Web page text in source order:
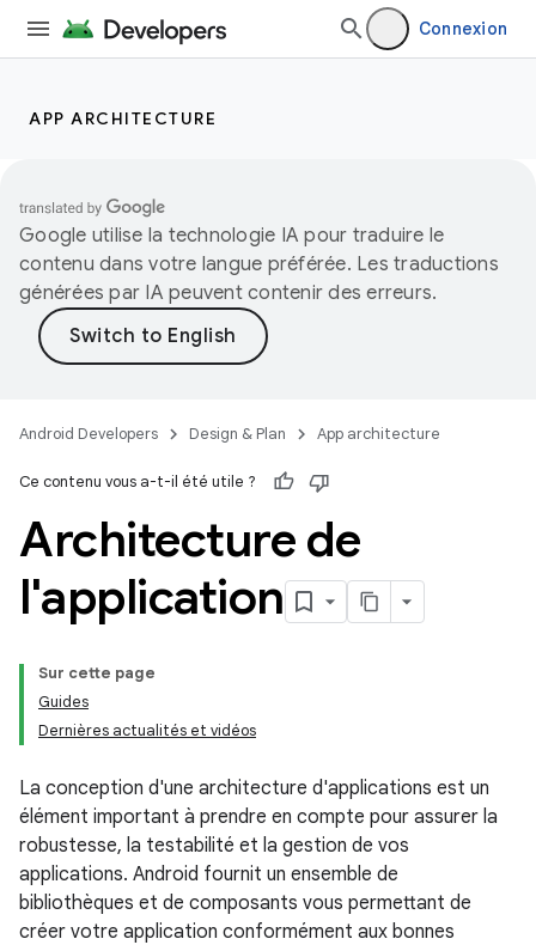
Connexion
APP ARCHITECTURE
Google utilise la technologie IA pour traduire le
contenu dans votre langue préférée. Les traductions
générées par IA peuvent contenir des erreurs.
Android Developers Design & Plan App architecture
Ce contenu vous a-t-il été utile ?
Architecture de
l'application
Sur cette page
Guides
Dernières actualités et vidéos
La conception d'une architecture d'applications est un
élément important à prendre en compte pour assurer la
robustesse, la testabilité et la gestion de vos
applications. Android fournit un ensemble de
bibliothèques et de composants vous permettant de
créer votre application conformément aux bonnes